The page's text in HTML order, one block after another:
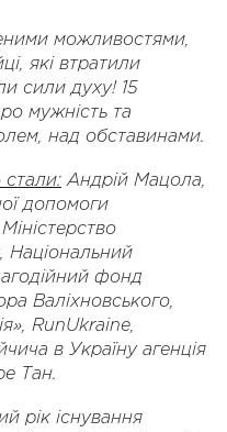
можливостями,
які втратили
сили духу! 15
мужність та
над обставинами.
стали: Андрій Мацола,
допомоги
Національний
фонд
Валіхновського,
RunUkraine,
в Україну агенція
Тан.
рік існування